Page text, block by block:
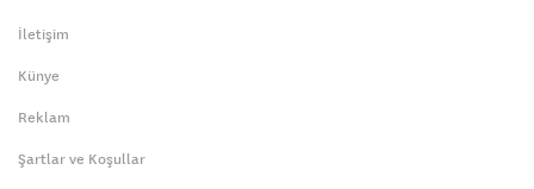
İletişim
Künye
Reklam
Şartlar ve Koşullar